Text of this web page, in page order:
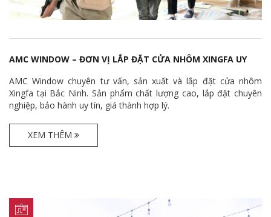
AMC WINDOW – ĐƠN VỊ LẮP ĐẶT CỬA NHÔM XINGFA UY
AMC Window chuyên tư vấn, sản xuất và lắp đặt cửa nhôm
Xingfa tại Bắc Ninh. Sản phẩm chất lượng cao, lắp đặt chuyên
nghiệp, bảo hành uy tín, giá thành hợp lý.
XEM THÊM